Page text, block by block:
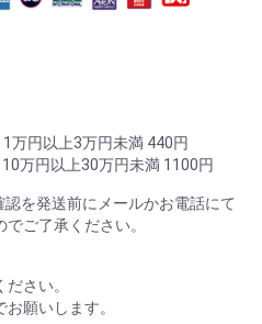
万円以上3万円未満 440円
万円以上30万円未満 1100円
を発送前にメールかお電話にて
ご了承ください。
さい。
願いします。